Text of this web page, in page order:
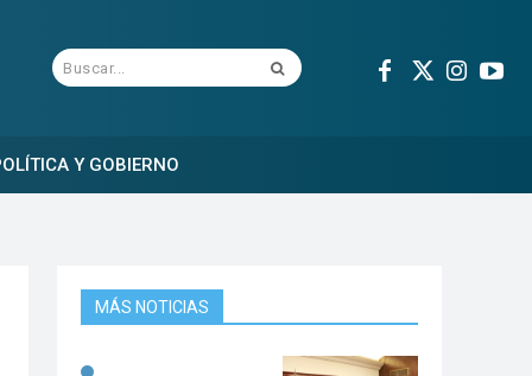
Buscar...
Y GOBIERNO
MÁS NOTICIAS